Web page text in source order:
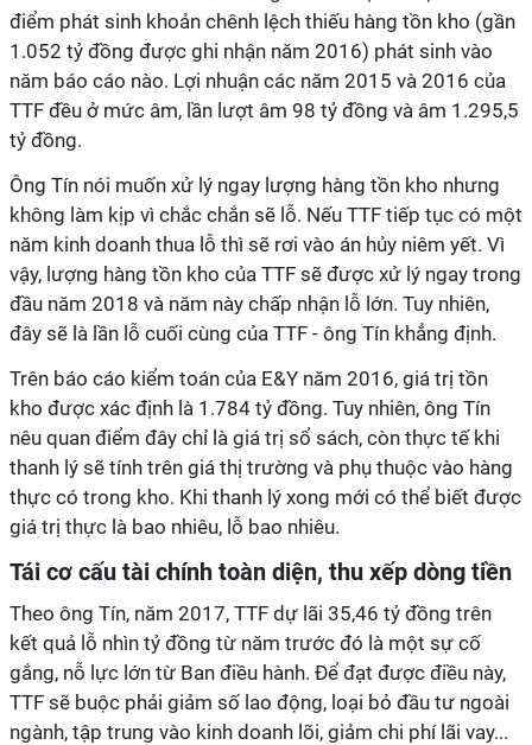
điểm phát sinh khoản chênh lệch thiếu hàng tồn kho (gần
1.052 tỷ đồng được ghi nhận năm 2016) phát sinh vào
năm báo cáo nào. Lợi nhuận các năm 2015 và 2016 của
TTF đều ở mức âm, lần lượt âm 98 tỷ đồng và âm 1.295,5
tỷ đồng.
Ông Tín nói muốn xử lý ngay lượng hàng tồn kho nhưng
không làm kịp vì chắc chắn sẽ lỗ. Nếu TTF tiếp tục có một
năm kinh doanh thua lỗ thì sẽ rơi vào án hủy niêm yết. Vì
vậy, lượng hàng tồn kho của TTF sẽ được xử lý ngay trong
đầu năm 2018 và năm này chấp nhận lỗ lớn. Tuy nhiên,
đây sẽ là lần lỗ cuối cùng của TTF - ông Tín khẳng định.
Trên báo cáo kiểm toán của E&Y năm 2016, giá trị tồn
kho được xác định là 1.784 tỷ đồng. Tuy nhiên, ông Tín
nêu quan điểm đây chỉ là giá trị sổ sách, còn thực tế khi
thanh lý sẽ tính trên giá thị trường và phụ thuộc vào hàng
thực có trong kho. Khi thanh lý xong mới có thể biết được
giá trị thực là bao nhiêu, lỗ bao nhiêu.
Tái cơ cấu tài chính toàn diện, thu xếp dòng tiền
Theo ông Tín, năm 2017, TTF dự lãi 35,46 tỷ đồng trên
kết quả lỗ nhìn tỷ đồng từ năm trước đó là một sự cố
gắng, nỗ lực lớn từ Ban điều hành. Để đạt được điều này,
TTF sẽ buộc phải giảm số lao động, loại bỏ đầu tư ngoài
ngành, tập trung vào kinh doanh lõi, giảm chi phí lãi vay...